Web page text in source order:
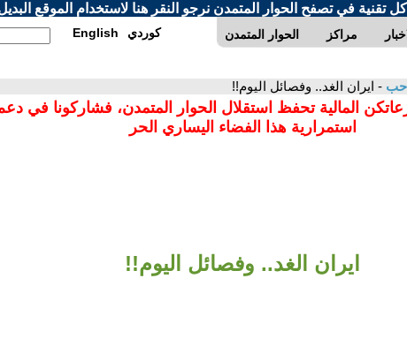
تقنية في تصفح الحوار المتمدن نرجو النقر هنا لاستخدام الموقع
الحوار المتمدن مراكز English كوردي
- ايران الغد.. وفصائل اليوم!!
المالية تحفظ استقلال الحوار المتمدن، فشاركونا في
استمرارية هذا الفضاء اليساري الحر
ايران الغد.. وفصائل اليوم!!